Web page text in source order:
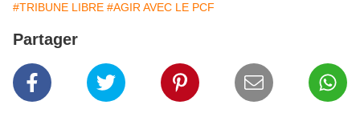
#TRIBUNE LIBRE #AGIR AVEC LE PCF
Partager